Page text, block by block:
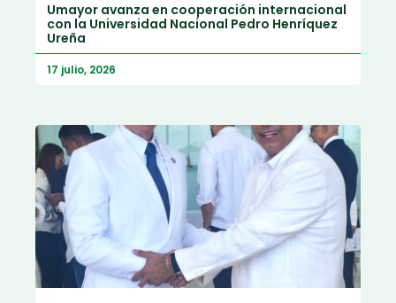
Umayor avanza en cooperación internacional
con la Universidad Nacional Pedro Henríquez
Ureña
17 julio, 2026